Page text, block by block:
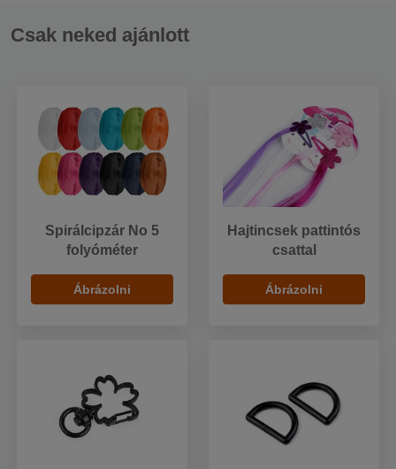
Csak neked ajánlott
Spirálcipzár No 5
folyóméter
Ábrázolni
Hajtincsek pattintós
csattal
Ábrázolni